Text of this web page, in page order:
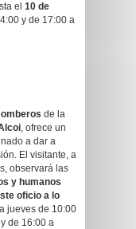
el 10 de
y de 17:00 a
de la
, ofrece un
a dar a
El visitante, a
observará las
y humanos
oficio a lo
jueves de 10:00
de 16:00 a